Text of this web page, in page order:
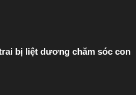
bị liệt dương chăm sóc con